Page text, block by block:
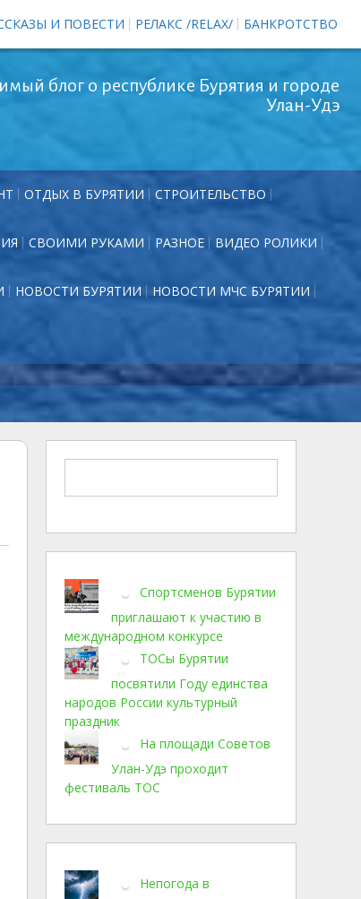
И ПОВЕСТИ РЕЛАКС /RELAX/ БАНКРОТСТВО
блог о республике Бурятия и городе
Улан-Удэ
ОТДЫХ В БУРЯТИИ СТРОИТЕЛЬСТВО
СВОИМИ РУКАМИ РАЗНОЕ ВИДЕО РОЛИКИ
НОВОСТИ БУРЯТИИ НОВОСТИ МЧС БУРЯТИИ
Спортсменов Бурятии
приглашают к участию в
международном конкурсе
ТОСы Бурятии
посвятили Году единства
народов России культурный
праздник
На площади Советов
Улан-Удэ проходит
фестиваль ТОС
Непогода в